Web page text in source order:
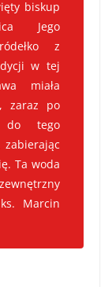
biskup
Jego
z
w tej
miała
zaraz po
do tego
zabierając
Ta woda
Marcin